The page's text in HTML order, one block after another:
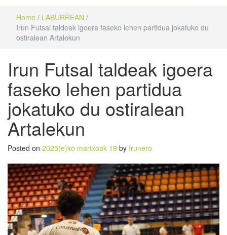
Home / LABURREAN /
Irun Futsal taldeak igoera faseko lehen partidua jokatuko du
ostiralean Artalekun
Irun Futsal taldeak igoera
faseko lehen partidua
jokatuko du ostiralean
Artalekun
Posted on 2025(e)ko martxoak 19 by Irunero